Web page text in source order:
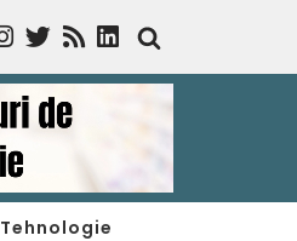
Tehnologie